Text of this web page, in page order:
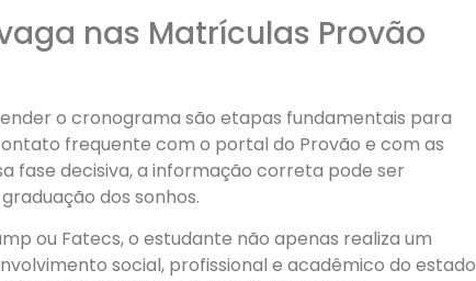
nas Matrículas Provão
o cronograma são etapas fundamentais para
frequente com o portal do Provão e com as
fase decisiva, a informação correta pode ser
dos sonhos.
ou Fatecs, o estudante não apenas realiza um
social, profissional e acadêmico do estado